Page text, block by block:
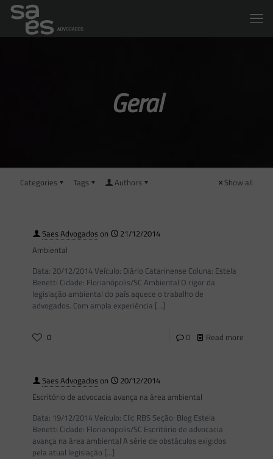
Geral
Categories Tags Authors Show all
Saes Advogadoson
21/12/2014
Ambiental
Data: 20/12/2014 Veículo: Diário Catarinense Coluna: Estela
Benetti Cidade: Florianópolis/SC Ambiental O rigor da
legislação ambiental do país aquece o trabalho de
advogados. Com ampla experiência […]
0 0 Read more
Saes Advogadoson
20/12/2014
Escritório de advocacia avança na área ambiental
Data: 19/12/2014 Veículo: Clic RBS Seção: Blog Estela
Benetti Cidade: Florianópolis/SC Escritório de advocacia
avança na área ambiental A série de obstáculos exigidos
pela atual legislação […]